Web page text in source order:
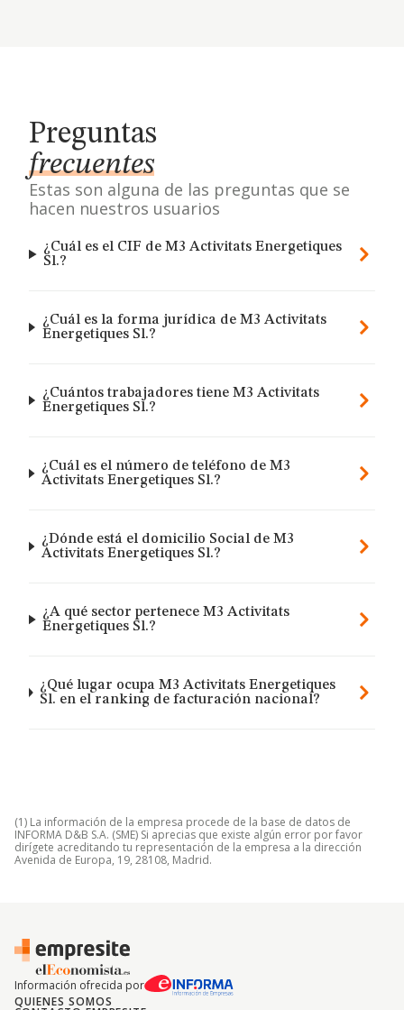
Preguntas
frecuentes
Estas son alguna de las preguntas que se
hacen nuestros usuarios
¿Cuál es el CIF de M3 Activitats Energetiques
Sl.?
¿Cuál es la forma jurídica de M3 Activitats
Energetiques Sl.?
¿Cuántos trabajadores tiene M3 Activitats
Energetiques Sl.?
¿Cuál es el número de teléfono de M3
Activitats Energetiques Sl.?
¿Dónde está el domicilio Social de M3
Activitats Energetiques Sl.?
¿A qué sector pertenece M3 Activitats
Energetiques Sl.?
¿Qué lugar ocupa M3 Activitats Energetiques
Sl. en el ranking de facturación nacional?
(1) La información de la empresa procede de la base de datos de
INFORMA D&B S.A. (SME) Si aprecias que existe algún error por favor
dirígete acreditando tu representación de la empresa a la dirección
Avenida de Europa, 19, 28108, Madrid.
Información ofrecida por
QUIENES SOMOS